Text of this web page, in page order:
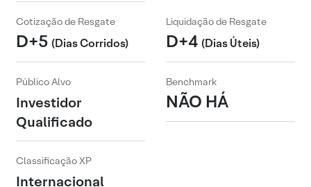
Cotização de Resgate
D+5 (Dias Corridos)
Liquidação de Resgate
D+4 (Dias Úteis)
Público Alvo
Investidor
Qualificado
Benchmark
NÃO HÁ
Classificação XP
Internacional